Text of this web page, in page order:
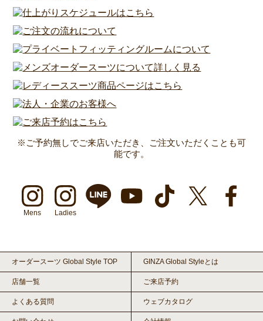
※ご予約無しでご来店いただき、ご注文いただくことも可
能です。
Mens Ladies
オーダースーツ Global Style TOP GINZA Global Styleとは
店舗一覧 ご来店予約
よくある質問 ウェブカタログ